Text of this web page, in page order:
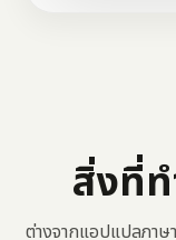
สิ่งที่ท
ต่างจากแอปแปลภาษ